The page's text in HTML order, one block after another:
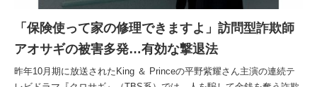
「保険使って家の修理できますよ」訪問型詐欺師
アオサギの被害多発…有効な撃退法
昨年10月期に放送されたKing ＆ Princeの平野紫耀さん主演の連続テ